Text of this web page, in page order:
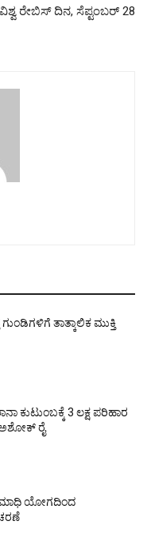
ವಿಶ್ವ ರೇಬಿಸ್ ದಿನ, ಸೆಪ್ಟಂಬರ್ 28
ತಾತ್ಕಾಲಿಕ ಮುಕ್ತಿ
ಕುಟುಂಬಕ್ಕೆ 3 ಲಕ್ಷ ಪರಿಹಾರ
ರೈ
ಯೋಗದಿಂದ